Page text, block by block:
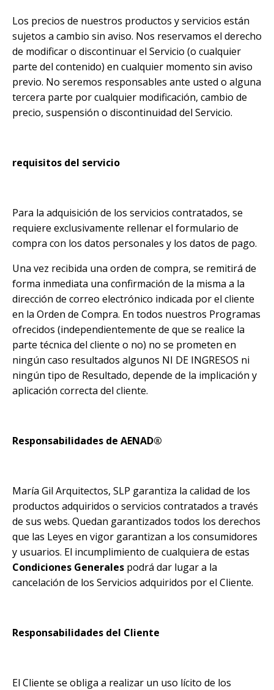
Los precios de nuestros productos y servicios están
sujetos a cambio sin aviso. Nos reservamos el derecho
de modificar o discontinuar el Servicio (o cualquier
parte del contenido) en cualquier momento sin aviso
previo. No seremos responsables ante usted o alguna
tercera parte por cualquier modificación, cambio de
precio, suspensión o discontinuidad del Servicio.
requisitos del servicio
Para la adquisición de los servicios contratados, se
requiere exclusivamente rellenar el formulario de
compra con los datos personales y los datos de pago.
Una vez recibida una orden de compra, se remitirá de
forma inmediata una confirmación de la misma a la
dirección de correo electrónico indicada por el cliente
en la Orden de Compra. En todos nuestros Programas
ofrecidos (independientemente de que se realice la
parte técnica del cliente o no) no se prometen en
ningún caso resultados algunos NI DE INGRESOS ni
ningún tipo de Resultado, depende de la implicación y
aplicación correcta del cliente.
Responsabilidades de AENAD®
María Gil Arquitectos, SLP garantiza la calidad de los
productos adquiridos o servicios contratados a través
de sus webs. Quedan garantizados todos los derechos
que las Leyes en vigor garantizan a los consumidores
y usuarios. El incumplimiento de cualquiera de estas
Condiciones Generales podrá dar lugar a la
cancelación de los Servicios adquiridos por el Cliente.
Responsabilidades del Cliente
El Cliente se obliga a realizar un uso lícito de los